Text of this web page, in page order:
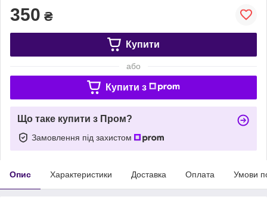
350 ₴
Купити
або
Купити з
Що таке купити з Пром?
Замовлення під захистом
Опис Характеристики Доставка Оплата Умови